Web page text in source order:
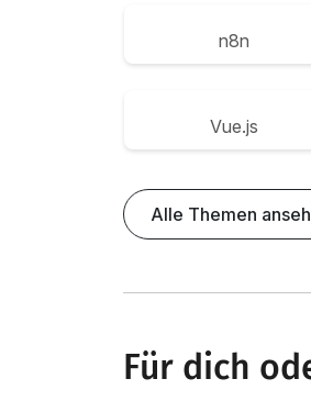
n8n
Vue.js
Alle Themen
Für dich